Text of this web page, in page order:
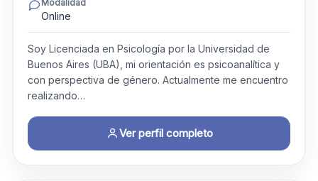
Modalidad
Online
Soy Licenciada en Psicología por la Universidad de
Buenos Aires (UBA), mi orientación es psicoanalítica y
con perspectiva de género. Actualmente me encuentro
realizando…
Ver perfil completo